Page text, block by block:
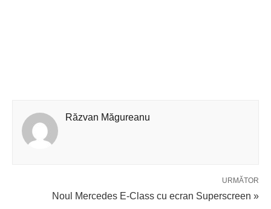
Răzvan Măgureanu
URMĂTOR
Noul Mercedes E-Class cu ecran Superscreen »